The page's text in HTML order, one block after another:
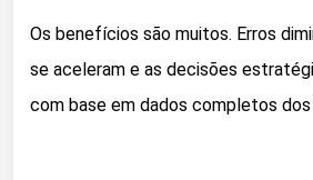
Os benefícios são muitos. Erros
se aceleram e as decisões
com base em dados completos